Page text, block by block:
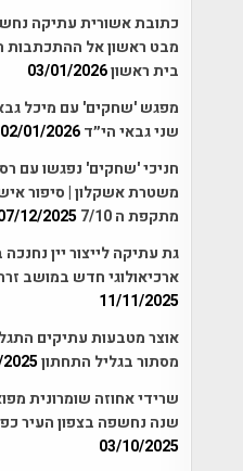
כתובת אשורית עתיקה
מבט ראשון אל ההתכתבות
בית ראשון03/01/2026
מפגש 'שחקים' עם מיכל
שני גבאי הי״ד02/01/2026
חניכי 'שחקים' נפגשו עם
משטרת אשקלון | סיפור
מתקפת ה 7/10
12/2025
גת עתיקה לייצור יין
ארכיאולוגי חדש במושב
11/11/2025
אוצר מטבעות עתיקים
מסתור בגליל התחתון
שנה נחשפה בצפון העיר
03/10/2025